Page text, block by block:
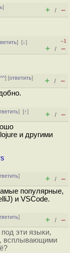
]
+ / –
][↓]
–1
+ / –
] [ответить]
+ / –
][↑]
+ / –
и другими
]
+ / –
популярные,
и VSCode.
]
+ / –
эти языки,
всплывающими